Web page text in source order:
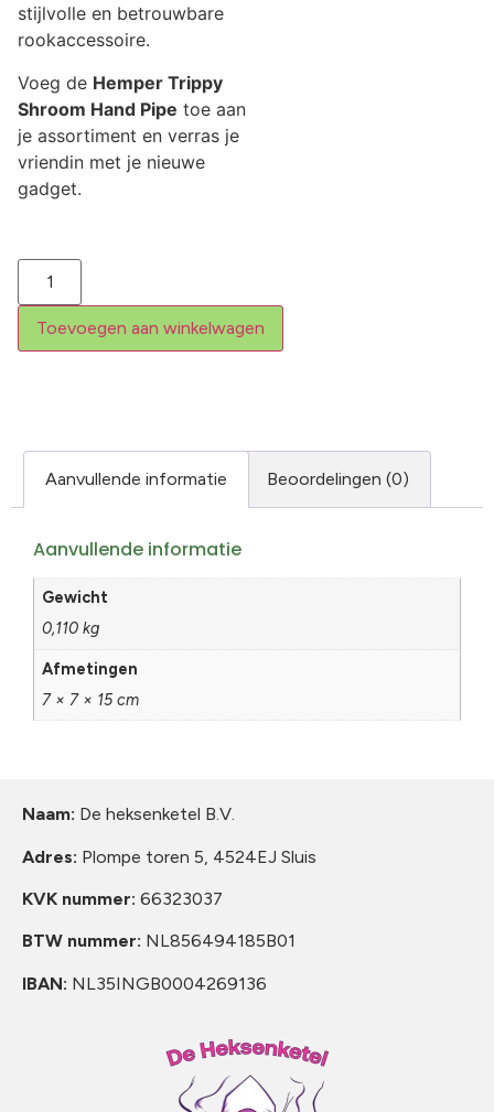
stijlvolle en betrouwbare
rookaccessoire.
Voeg de Hemper Trippy
Shroom Hand Pipe toe aan
je assortiment en verras je
vriendin met je nieuwe
gadget.
Toevoegen aan winkelwagen
Aanvullende informatie Beoordelingen (0)
Aanvullende informatie
Gewicht
0,110 kg
Afmetingen
7 × 7 × 15 cm
Naam: De heksenketel B.V.
Adres: Plompe toren 5, 4524EJ Sluis
KVK nummer: 66323037
BTW nummer: NL856494185B01
IBAN: NL35INGB0004269136